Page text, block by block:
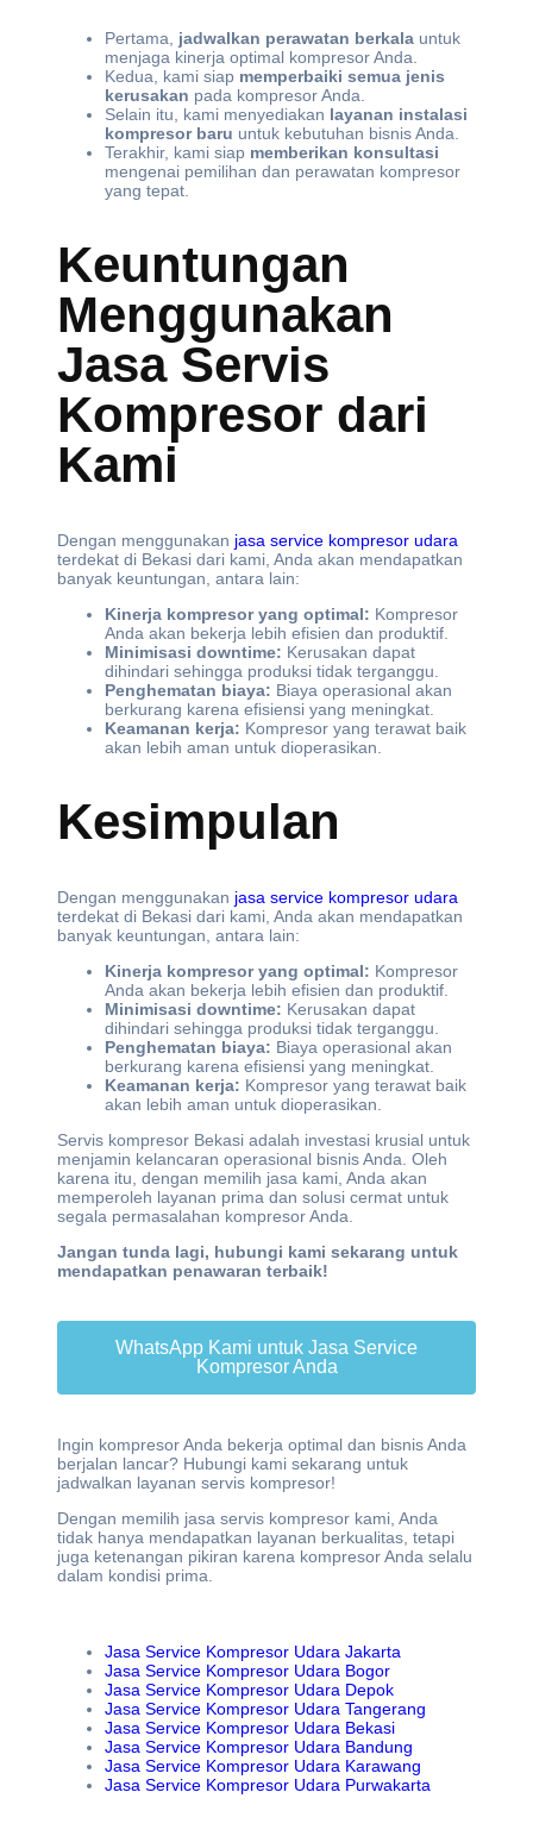
Pertama, jadwalkan perawatan berkala untuk
menjaga kinerja optimal kompresor Anda.
Kedua, kami siap memperbaiki semua jenis
kerusakan pada kompresor Anda.
Selain itu, kami menyediakan layanan instalasi
kompresor baru untuk kebutuhan bisnis Anda.
Terakhir, kami siap memberikan konsultasi
mengenai pemilihan dan perawatan kompresor
yang tepat.
Keuntungan
Menggunakan
Jasa Servis
Kompresor dari
Kami
Dengan menggunakan jasa service kompresor udara
terdekat di Bekasi dari kami, Anda akan mendapatkan
banyak keuntungan, antara lain:
Kinerja kompresor yang optimal: Kompresor
Anda akan bekerja lebih efisien dan produktif.
Minimisasi downtime: Kerusakan dapat
dihindari sehingga produksi tidak terganggu.
Penghematan biaya: Biaya operasional akan
berkurang karena efisiensi yang meningkat.
Keamanan kerja: Kompresor yang terawat baik
akan lebih aman untuk dioperasikan.
Kesimpulan
Dengan menggunakan jasa service kompresor udara
terdekat di Bekasi dari kami, Anda akan mendapatkan
banyak keuntungan, antara lain:
Kinerja kompresor yang optimal: Kompresor
Anda akan bekerja lebih efisien dan produktif.
Minimisasi downtime: Kerusakan dapat
dihindari sehingga produksi tidak terganggu.
Penghematan biaya: Biaya operasional akan
berkurang karena efisiensi yang meningkat.
Keamanan kerja: Kompresor yang terawat baik
akan lebih aman untuk dioperasikan.
Servis kompresor Bekasi adalah investasi krusial untuk
menjamin kelancaran operasional bisnis Anda. Oleh
karena itu, dengan memilih jasa kami, Anda akan
memperoleh layanan prima dan solusi cermat untuk
segala permasalahan kompresor Anda.
Jangan tunda lagi, hubungi kami sekarang untuk
mendapatkan penawaran terbaik!
WhatsApp Kami untuk Jasa Service
Kompresor Anda
Ingin kompresor Anda bekerja optimal dan bisnis Anda
berjalan lancar? Hubungi kami sekarang untuk
jadwalkan layanan servis kompresor!
Dengan memilih jasa servis kompresor kami, Anda
tidak hanya mendapatkan layanan berkualitas, tetapi
juga ketenangan pikiran karena kompresor Anda selalu
dalam kondisi prima.
Jasa Service Kompresor Udara Jakarta
Jasa Service Kompresor Udara Bogor
Jasa Service Kompresor Udara Depok
Jasa Service Kompresor Udara Tangerang
Jasa Service Kompresor Udara Bekasi
Jasa Service Kompresor Udara Bandung
Jasa Service Kompresor Udara Karawang
Jasa Service Kompresor Udara Purwakarta